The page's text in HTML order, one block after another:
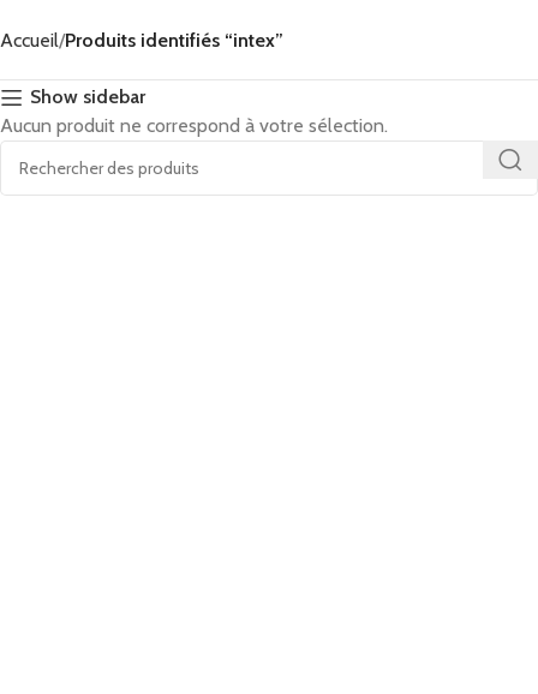
Accueil Produits identifiés “intex”
Show sidebar
Aucun produit ne correspond à votre sélection.